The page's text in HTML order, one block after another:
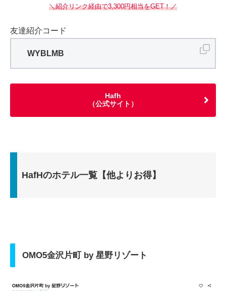
＼紹介リンク経由で3,300円相当をGET！／
友達紹介コード
WYBLMB
Hafh
（公式サイト）
HafHのホテル一覧【他よりお得】
OMO5金沢片町 by 星野リゾート